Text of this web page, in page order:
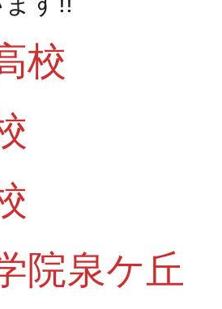
校
院泉ケ丘